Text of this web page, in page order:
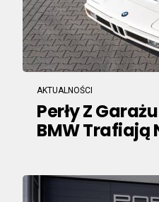
AKTUALNOŚCI
Perły Z
BMW Trafiają